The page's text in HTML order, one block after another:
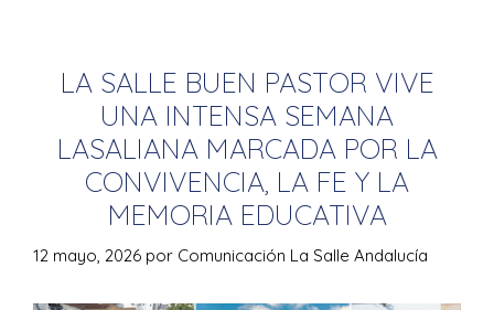
LA SALLE BUEN PASTOR VIVE
UNA INTENSA SEMANA
LASALIANA MARCADA POR LA
CONVIVENCIA, LA FE Y LA
MEMORIA EDUCATIVA
12 mayo, 2026 por Comunicación La Salle Andalucía